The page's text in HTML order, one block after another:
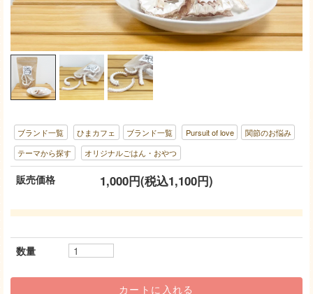
ブランド一覧 ひまカフェ ブランド一覧 Pursuit of love
関節のお悩み
テーマから探す
オリジナルごはん・おやつ
販売価格 1,000円(税込1,100円)
数量